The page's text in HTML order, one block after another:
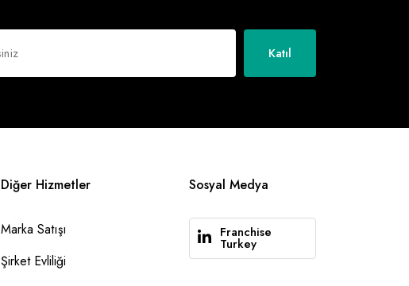
Katıl
Diğer Hizmetler
Marka Satışı
Şirket Evliliği
Sosyal Medya
Franchise
Turkey